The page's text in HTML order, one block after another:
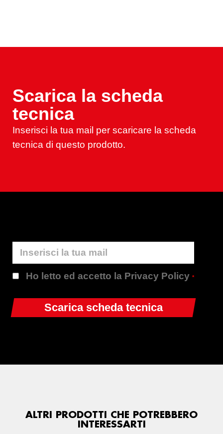
Scarica la scheda
tecnica
Inserisci la tua mail per scaricare la scheda
tecnica di questo prodotto.
Ho letto ed accetto la Privacy Policy*
ALTRI PRODOTTI CHE POTREBBERO
INTERESSARTI